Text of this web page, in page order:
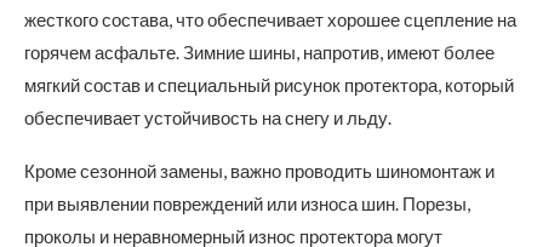
жесткого состава, что обеспечивает хорошее сцепление на
горячем асфальте. Зимние шины, напротив, имеют более
мягкий состав и специальный рисунок протектора, который
обеспечивает устойчивость на снегу и льду.
Кроме сезонной замены, важно проводить шиномонтаж и
при выявлении повреждений или износа шин. Порезы,
проколы и неравномерный износ протектора могут